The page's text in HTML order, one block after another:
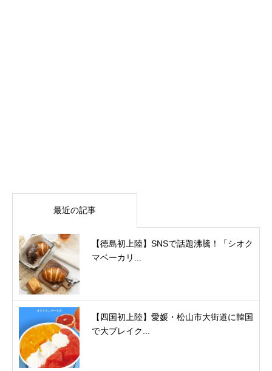
最近の記事
【徳島初上陸】SNSで話題沸騰！「シオク
マベーカリ...
【四国初上陸】愛媛・松山市大街道に韓国
で大ブレイク...